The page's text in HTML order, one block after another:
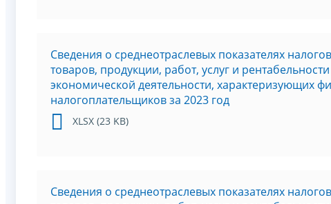
Сведения о среднеотраслевых показателях
товаров, продукции, работ, услуг и
экономической деятельности, характеризующих
налогоплательщиков за 2023 год
XLSX (23 KB)
Сведения о среднеотраслевых показателях